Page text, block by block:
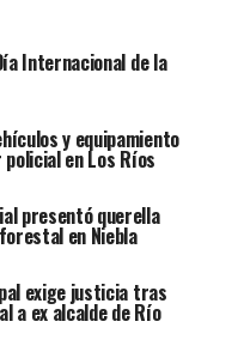
Internacional de la
y equipamiento
en Los Ríos
presentó querella
en Niebla
exige justicia tras
a ex alcalde de Río